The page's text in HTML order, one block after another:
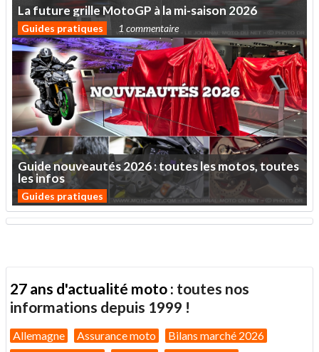
Lafuturegrille MotoGP àlami-saison 2026
Guides pratiques 1 commentaire
Guidenouveautés2026:touteslesmotos,toutes
lesinfos
Guides pratiques
27 ans d'actualité moto : toutes nos
informations depuis 1999 !
Allemagne Assurance moto
Bilans marché 2026